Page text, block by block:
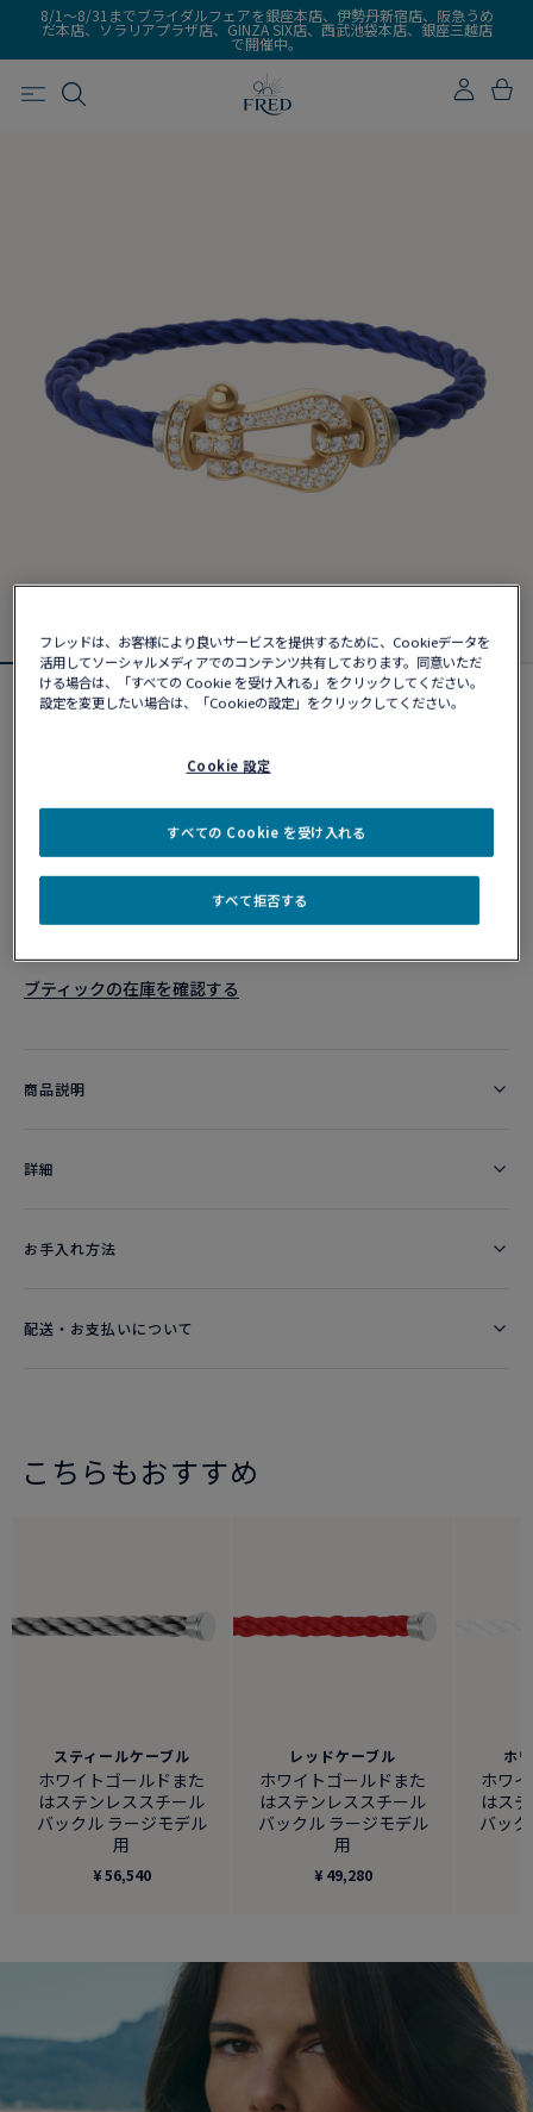
8/1～8/31までブライダルフェアを銀座本店、伊勢丹新宿店、阪急うめ
だ本店、ソラリアプラザ店、GINZA SIX店、西武池袋本店、銀座三越店
で開催中。
カスタマイズ可能
カスタマイズ
ショッピングバッグに追加
ブティックの在庫を確認する​
商品説明
詳細​
お手入れ方法
配送・お支払いについて
こちらもおすすめ
スティールケーブル
ホワイトゴールドまた
はステンレススチール
バックル ラージモデル
用
¥ 56,540
レッドケーブル
ホワイトゴールドまた
はステンレススチール
バックル ラージモデル
用
¥ 49,280
ホ
ホワ
はス
バッ
フレッドは、お客様により良いサービスを提供するために、Cookieデータを
活用してソーシャルメディアでのコンテンツ共有しております。同意いただ
ける場合は、「すべての Cookie を受け入れる」をクリックしてください。
設定を変更したい場合は、「Cookieの設定」をクリックしてください。
Cookie 設定
すべて拒否する
すべての Cookie を受け入れる